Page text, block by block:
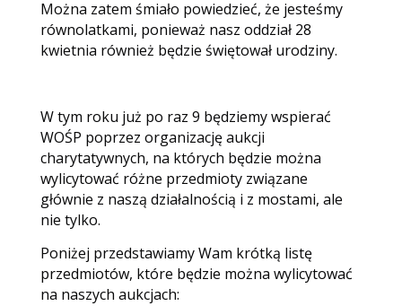
Można zatem śmiało powiedzieć, że jesteśmy
równolatkami, ponieważ nasz oddział 28
kwietnia również będzie świętował urodziny.
W tym roku już po raz 9 będziemy wspierać
WOŚP poprzez organizację aukcji
charytatywnych, na których będzie można
wylicytować różne przedmioty związane
głównie z naszą działalnością i z mostami, ale
nie tylko.
Poniżej przedstawiamy Wam krótką listę
przedmiotów, które będzie można wylicytować
na naszych aukcjach: